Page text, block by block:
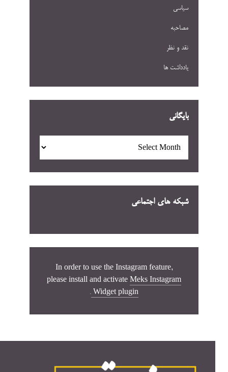
سیاسی
مصاحبه
نقد و نظر
یادداشت ها
بایگانی
شبکه های اجتماعی
In order to use the Instagram feature,
please install and activate Meks Instagram
Widget plugin
.